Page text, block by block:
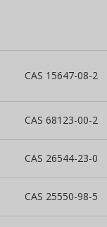
CAS 15647-08-2
CAS 68123-00-2
CAS 26544-23-0
CAS 25550-98-5